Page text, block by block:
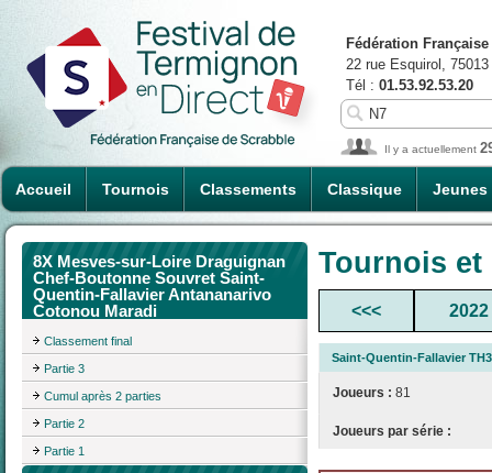
Accueil Tournois Classements Classique Jeunes
Fédération
22 rue Esquirol,
Tél : 01.53.92.53.20
Il y a actuellement
8X Mesves-sur-Loire Draguignan
Chef-Boutonne Souvret Saint-
Quentin-Fallavier Antananarivo
Cotonou Maradi
Classement final
Partie 3
Cumul après 2 parties
Partie 2
Partie 1
Tournois
<<< 2022
Saint-Quentin-Fallavier TH3
Joueurs : 81
Joueurs par série :